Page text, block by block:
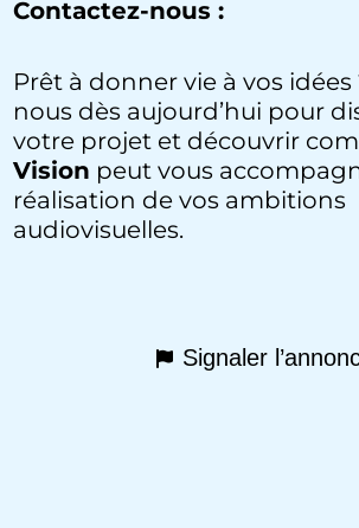
Contactez-nous :
Prêt à donner vie à vos
nous dès aujourd’hui pour
votre projet et découvrir
Vision peut vous
réalisation de vos ambitions
audiovisuelles.
Signaler